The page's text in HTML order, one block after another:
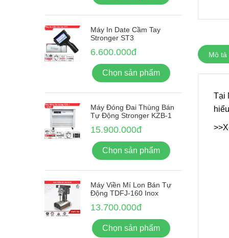
Mô tả
Tại
Máy In Date Cầm Tay
Stronger ST3
6.600.000đ
Chọn sản phẩm
Máy Đóng Đai Thùng Bán
Tự Động Stronger KZB-1
15.900.000đ
Chọn sản phẩm
Máy Viền Mí Lon Bán Tự
Động TDFJ-160 Inox
13.700.000đ
Chọn sản phẩm